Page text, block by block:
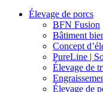
Élevage de porcs
BFN Fusion
Bâtiment
Concept
PureLine |
Élevage de
Élevage de